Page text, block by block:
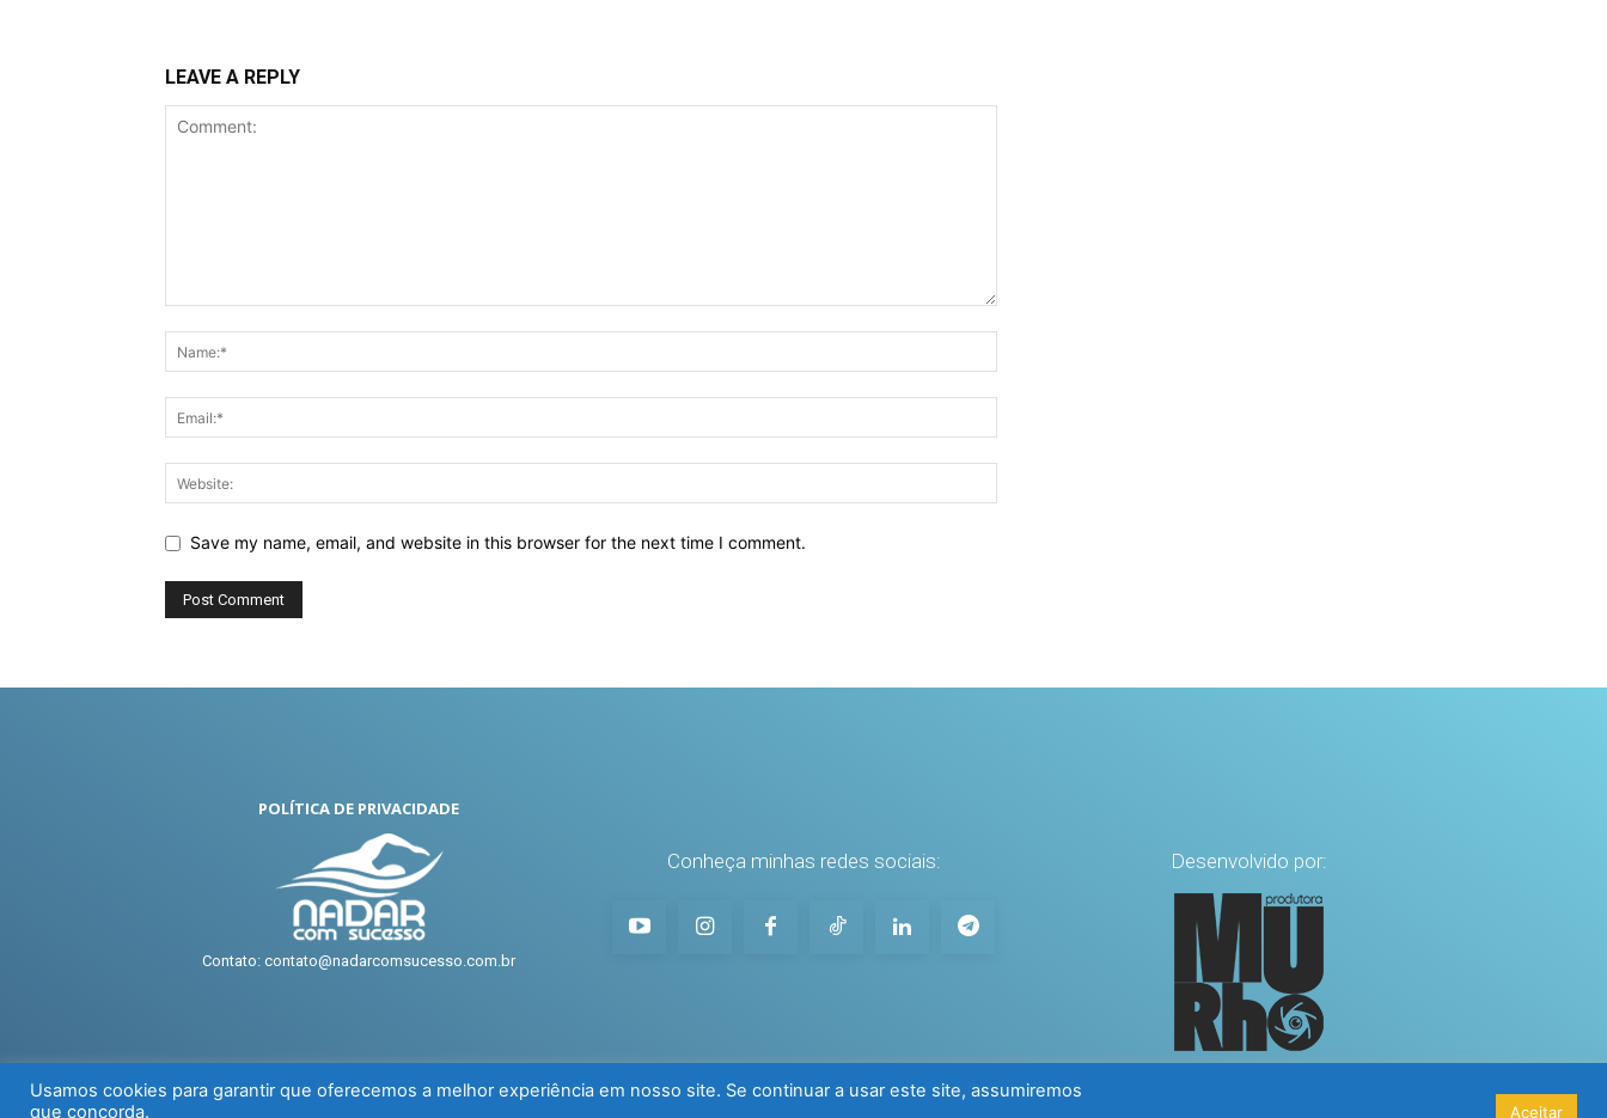
LEAVE A REPLY
Save my name, email, and website in this browser for the next time I comment.
POLÍTICA DE PRIVACIDADE
Contato: contato@nadarcomsucesso.com.br
Conheça minhas redes sociais:
Nadar com Sucesso - por Alexan'dre Vieira ® 2025. Todos os
Desenvolvido por:
Usamos cookies para garantir que oferecemos a melhor experiência em nosso site. Se continuar a usar este site, assumiremos
que concorda.
Aceitar